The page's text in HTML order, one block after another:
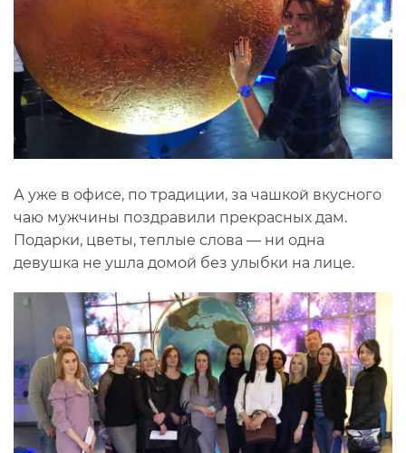
А уже в офисе, по традиции, за чашкой вкусного
чаю мужчины поздравили прекрасных дам.
Подарки, цветы, теплые слова — ни одна
девушка не ушла домой без улыбки на лице.